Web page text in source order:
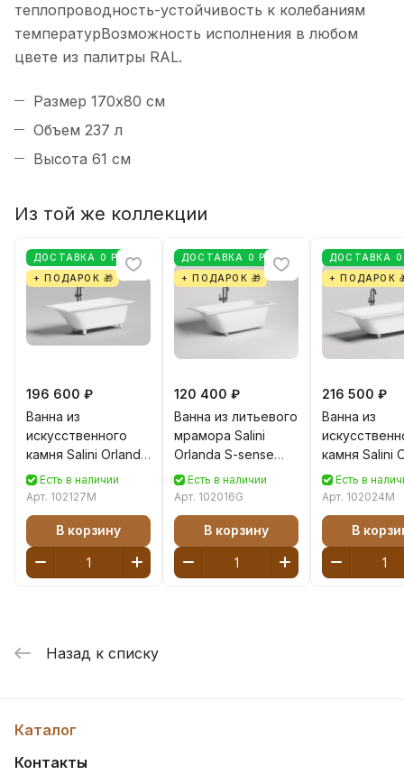
теплопроводность-устойчивость к колебаниям
температурВозможность исполнения в любом
цвете из палитры RAL.
Размер 170x80 см
Объем 237 л
Высота 61 см
Из той же коллекции
ДОСТАВКА 0 РУБ
+ ПОДАРОК 🎁
196 600 ₽
Ванна из
искусственного
камня Salini Orlanda
Kit S-Stone 170х75
102127M белая
встраиваемая
Есть в наличии
Арт. 102127M
В корзину
ДОСТАВКА 0 РУБ
+ ПОДАРОК 🎁
120 400 ₽
Ванна из литьевого
мрамора Salini
Orlanda S-sense
170х80 102016G
белая глянцевая,
Есть в наличии
Арт. 102016G
В корзину
ДОСТАВКА 0
+ ПОДАРОК
216 500 ₽
Ванна из
камня Salini
Plus S-stone
190x100
Есть в
Арт. 102024M
В
Назад к списку
Каталог
Контакты